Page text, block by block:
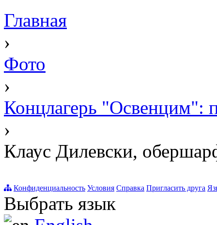
Главная
›
Фото
›
Концлагерь "Освенцим":
›
Клаус Дилевски,
Конфиденциальность Условия Справка Пригласить друга
Выбрать язык